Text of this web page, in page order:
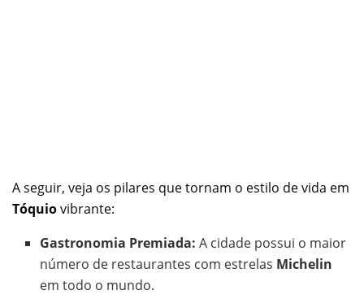
A seguir, veja os pilares que tornam o estilo de vida em
Tóquiovibrante:
Gastronomia Premiada: A cidade possui o maior
número de restaurantes com estrelas Michelin
em todo o mundo.